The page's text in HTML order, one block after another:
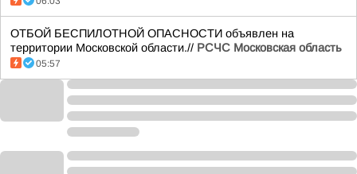
ОТБОЙ БЕСПИЛОТНОЙ ОПАСНОСТИ объявлен на
территории Московской области.// РСЧС Московская область
05:57